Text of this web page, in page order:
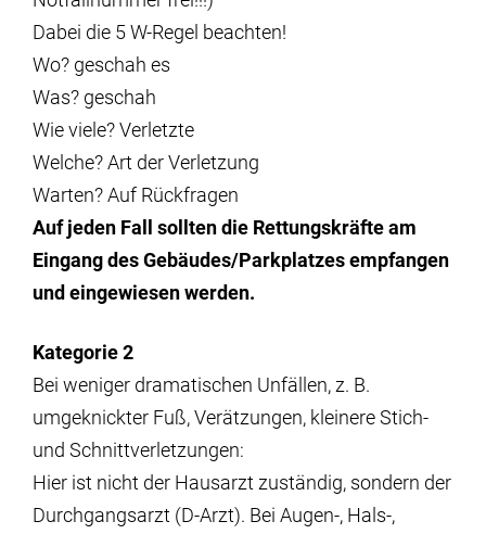
Dabei die 5 W-Regel beachten!
Wo? geschah es
Was? geschah
Wie viele? Verletzte
Welche? Art der Verletzung
Warten? Auf Rückfragen
Auf jeden Fall sollten die Rettungskräfte am
Eingang des Gebäudes/Parkplatzes empfangen
und eingewiesen werden.
Kategorie 2
Bei weniger dramatischen Unfällen, z. B.
umgeknickter Fuß, Verätzungen, kleinere Stich-
und Schnittverletzungen:
Hier ist nicht der Hausarzt zuständig, sondern der
Durchgangsarzt (D-Arzt). Bei Augen-, Hals-,